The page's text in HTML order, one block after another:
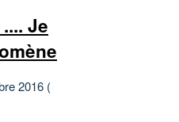
Je
2016 (